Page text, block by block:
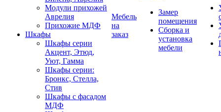
Модули прихожей
Аврелия
Прихожие МДФ
Шкафы
Шкафы серии
Акцент, Этюд,
Уют, Гамма
Шкафы серии:
Бронкс, Стелла,
Стив
Шкафы с фасадом
МДФ
Мебель
на
заказ
Замер
помещения
Сборка и
установка
мебели